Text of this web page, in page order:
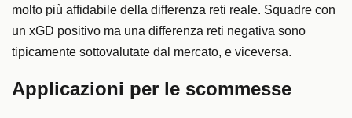
molto più affidabile della differenza reti reale. Squadre con
un xGD positivo ma una differenza reti negativa sono
tipicamente sottovalutate dal mercato, e viceversa.
Applicazioni per le scommesse